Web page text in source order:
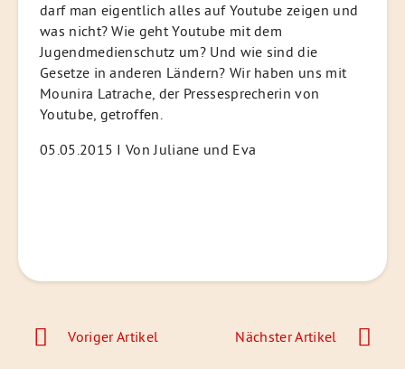
darf man eigentlich alles auf Youtube zeigen und
was nicht? Wie geht Youtube mit dem
Jugendmedienschutz um? Und wie sind die
Gesetze in anderen Ländern? Wir haben uns mit
Mounira Latrache, der Pressesprecherin von
Youtube, getroffen.
05.05.2015 I Von Juliane und Eva
Beitragsnavigation
Voriger Artikel Nächster Artikel